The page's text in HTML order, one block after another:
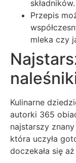
składników.
Przepis
mleka czy
Kulinarne
autorki 365
najstarszy
która uczyła
doczekała się